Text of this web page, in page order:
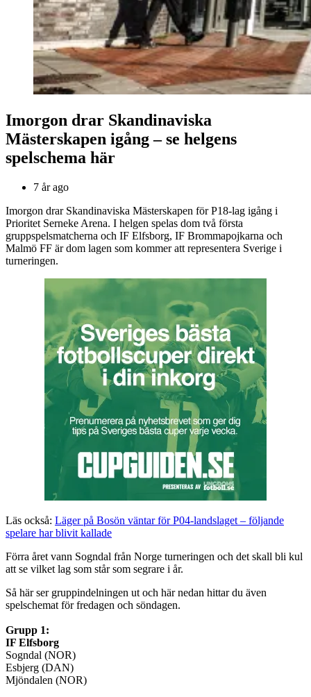
Imorgon drar Skandinaviska
Mästerskapen igång – se helgens
spelschema här
7 år ago
Imorgon drar Skandinaviska Mästerskapen för P18-lag igång i
Prioritet Serneke Arena. I helgen spelas dom två första
gruppspelsmatcherna och IF Elfsborg, IF Brommapojkarna och
Malmö FF är dom lagen som kommer att representera Sverige i
turneringen.
Läs också: Läger på Bosön väntar för P04-landslaget – följande
spelare har blivit kallade
Förra året vann Sogndal från Norge turneringen och det skall bli kul
att se vilket lag som står som segrare i år.
Så här ser gruppindelningen ut och här nedan hittar du även
spelschemat för fredagen och söndagen.
Grupp 1:
IF Elfsborg
Sogndal (NOR)
Esbjerg (DAN)
Mjöndalen (NOR)